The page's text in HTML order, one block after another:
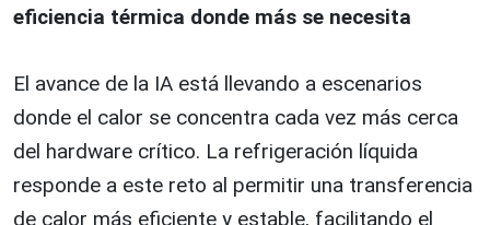
eficiencia térmica donde más se necesita
El avance de la IA está llevando a escenarios
donde el calor se concentra cada vez más cerca
del hardware crítico. La refrigeración líquida
responde a este reto al permitir una transferencia
de calor más eficiente y estable, facilitando el